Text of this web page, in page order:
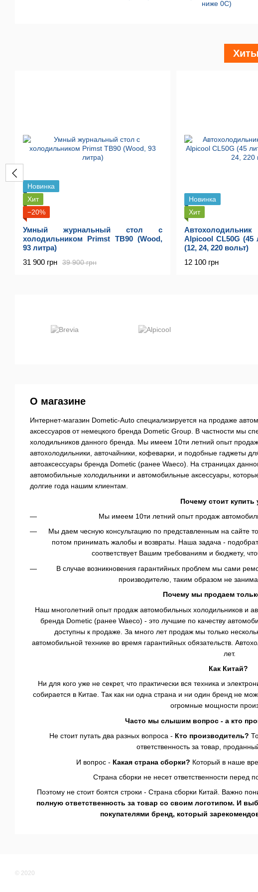
ниже 0С)
Новинка
Хит
−20%
Умный журнальный стол с
холодильником Primst TB90 (Wood,
93 литра)
39 900 грн
31 900 грн
Новинка
Хит
Alpicool CL50G
(12, 24, 220 вольт)
12 100 грн
О магазине
Интернет-магазин Dometic-Auto специализируется на продаже
аксессуаров от немецкого бренда Dometic Group. В частности мы
холодильников данного бренда. Мы имеем 10ти летний опыт продаж
автохолодильники, авточайники, кофеварки, и подобные гаджеты
автоаксессуары бренда Dometic (ранее Waeco). На страницах
автомобильные холодильники и автомобильные аксессуары,
долгие года нашим клиентам.
Почему стоит купить
Мы имеем 10ти летний опыт продаж
Мы даем чесную консультацию по представленным на сайте
потом принимать жалобы и возвраты. Наша задача -
соответствует Вашим требованиям и бюджету,
В случае возникновения гарантийных проблем мы сами
производителю, таким образом не
Почему мы продаем
Наш многолетний опыт продаж автомобильных холодильников и
бренда Dometic (ранее Waeco) - это лучшие по качеству
доступны к продаже. За много лет продаж мы только
автомобильной технике во время гарантийных обязательств.
лет.
Как Китай?
Ни для кого уже не секрет, что практически вся техника и
собирается в Китае. Так как ни одна страна и ни один бренд не
огромные мощности
Часто мы слышим вопрос - а кто
Не стоит путать два разных вопроса - Кто производитель?
ответственность за товар,
И вопрос - Какая страна сборки? Который в наше
Страна сборки не несет ответственности перед
Поэтому не стоит боятся строки - Страна сборки Китай. Важно
полную ответственность за товар со своим логотипом. И
покупателями бренд, который
© 2020